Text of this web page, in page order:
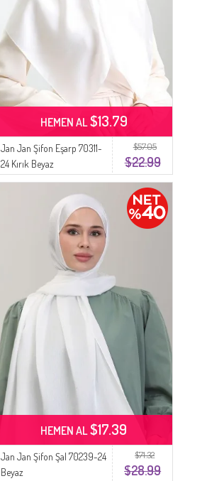
$57.05
$22.99
Jan Jan Şifon Eşarp 70311-
24 Kırık Beyaz
HEMEN AL$13.79
$71.32
$28.99
Jan Jan Şifon Şal 70239-24
Beyaz
HEMEN AL$17.39